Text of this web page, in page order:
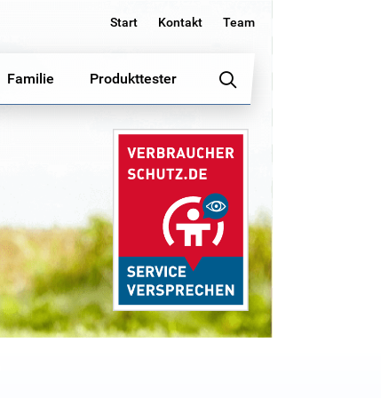
Start Kontakt Team
Familie Produkttester